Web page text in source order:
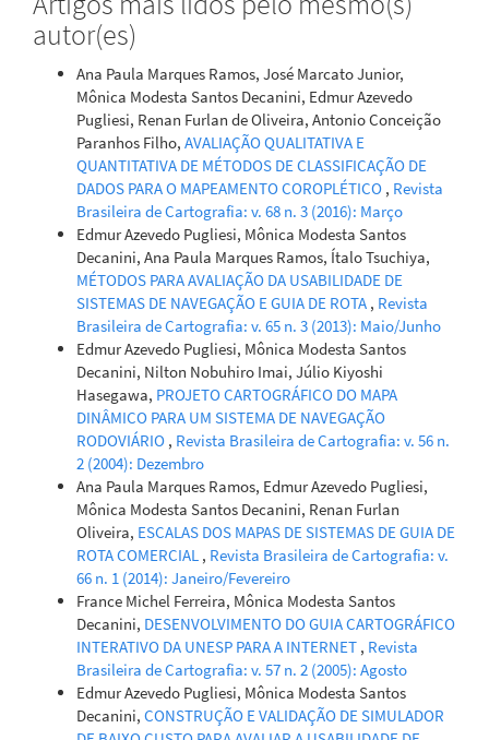
autor(es)
Ana Paula Marques Ramos, José Marcato Junior,
Mônica Modesta Santos Decanini, Edmur Azevedo
Pugliesi, Renan Furlan de Oliveira, Antonio Conceição
Paranhos Filho, AVALIAÇÃO QUALITATIVA E
QUANTITATIVA DE MÉTODOS DE CLASSIFICAÇÃO DE
DADOS PARA O MAPEAMENTO COROPLÉTICO , Revista
Brasileira de Cartografia: v. 68 n. 3 (2016): Março
Edmur Azevedo Pugliesi, Mônica Modesta Santos
Decanini, Ana Paula Marques Ramos, Ítalo Tsuchiya,
MÉTODOS PARA AVALIAÇÃO DA USABILIDADE DE
SISTEMAS DE NAVEGAÇÃO E GUIA DE ROTA , Revista
Brasileira de Cartografia: v. 65 n. 3 (2013): Maio/Junho
Edmur Azevedo Pugliesi, Mônica Modesta Santos
Decanini, Nilton Nobuhiro Imai, Júlio Kiyoshi
Hasegawa, PROJETO CARTOGRÁFICO DO MAPA
DINÂMICO PARA UM SISTEMA DE NAVEGAÇÃO
RODOVIÁRIO , Revista Brasileira de Cartografia: v. 56 n.
2 (2004): Dezembro
Ana Paula Marques Ramos, Edmur Azevedo Pugliesi,
Mônica Modesta Santos Decanini, Renan Furlan
Oliveira, ESCALAS DOS MAPAS DE SISTEMAS DE GUIA DE
ROTA COMERCIAL , Revista Brasileira de Cartografia: v.
66 n. 1 (2014): Janeiro/Fevereiro
France Michel Ferreira, Mônica Modesta Santos
Decanini, DESENVOLVIMENTO DO GUIA CARTOGRÁFICO
INTERATIVO DA UNESP PARA A INTERNET , Revista
Brasileira de Cartografia: v. 57 n. 2 (2005): Agosto
Edmur Azevedo Pugliesi, Mônica Modesta Santos
Decanini, CONSTRUÇÃO E VALIDAÇÃO DE SIMULADOR